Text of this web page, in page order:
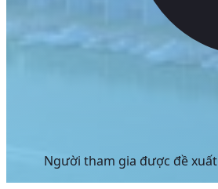
Người tham gia được đề xuất